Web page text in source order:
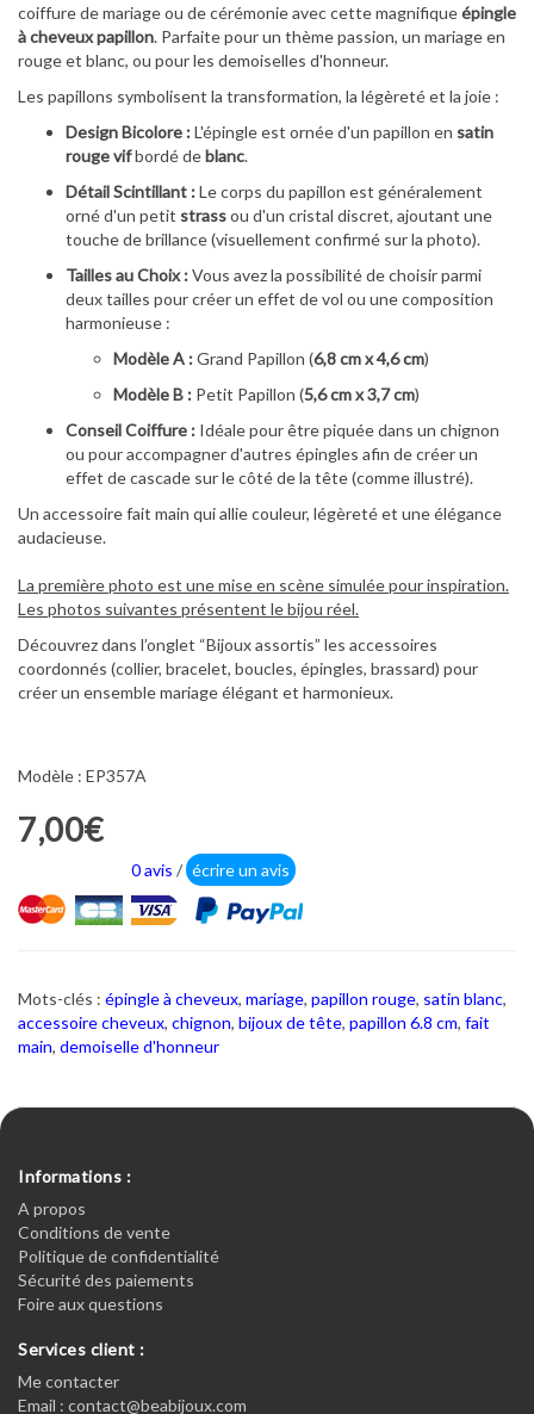
coiffure de mariage ou de cérémonie avec cette magnifiqueépingle
à cheveux papillon. Parfaite pour un thème passion, un mariage en
rouge et blanc, ou pour les demoiselles d'honneur.
Les papillons symbolisent la transformation, la légèreté et la joie :
Design Bicolore :L'épingle est ornée d'un papillon en satin
rouge vifbordé deblanc.
Détail Scintillant :Le corps du papillon est généralement
orné d'un petit strassou d'un cristal discret, ajoutant une
touche de brillance (visuellement confirmé sur la photo).
Tailles au Choix :Vous avez la possibilité de choisir parmi
deux tailles pour créer un effet de vol ou une composition
harmonieuse :
Modèle A :Grand Papillon (6,8 cm x 4,6 cm)
Modèle B : Petit Papillon (5,6 cm x 3,7 cm)
Conseil Coiffure : Idéale pour être piquée dans un chignon
ou pour accompagner d'autres épingles afin de créer un
effet de cascade sur le côté de la tête (comme illustré).
Un accessoire fait main qui allie couleur, légèreté et une élégance
audacieuse.
La première photo est une mise en scène simulée pour inspiration.
Les photos suivantes présentent le bijou réel.
Découvrez dans l’onglet “Bijoux assortis” les accessoires
coordonnés (collier, bracelet, boucles, épingles, brassard) pour
créer un ensemble mariage élégant et harmonieux.
Modèle : EP357A
7,00€
0 avis / écrire un avis
Mots-clés : épingle à cheveux, mariage, papillon rouge, satin blanc,
accessoire cheveux, chignon, bijoux de tête, papillon 6.8 cm, fait
main, demoiselle d'honneur
Informations :
A propos
Conditions de vente
Politique de confidentialité
Sécurité des paiements
Foire aux questions
Services client :
Me contacter
Email : contact@beabijoux.com